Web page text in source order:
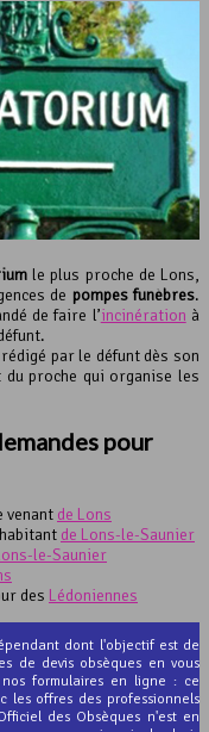
le plus proche de Lons,
de pompes funèbres.
de faire l’incinération à
par le défunt dès son
proche qui organise les
pour
venant de Lons
de Lons-le-Saunier
le-Saunier
des Lédoniennes
dont l'objectif est de
de devis obsèques en vous
formulaires en ligne : ce
les offres des professionnels
des Obsèques n'est en